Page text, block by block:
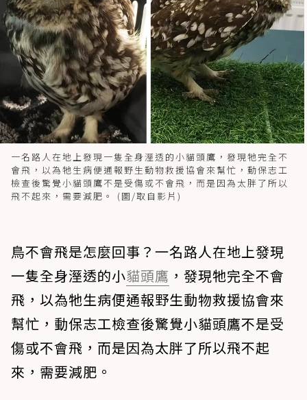
一名路人在地上發現一隻全身溼透的小貓頭鷹，發現牠完全不
會飛，以為牠生病便通報野生動物救援協會來幫忙，動保志工
檢查後驚覺小貓頭鷹不是受傷或不會飛，而是因為太胖了所以
飛不起來，需要減肥。 (圖/取自影片)
鳥不會飛是怎麼回事？一名路人在地上發現
一隻全身溼透的小貓頭鷹 ，發現牠完全不會
飛，以為牠生病便通報野生動物救援協會來
幫忙，動保志工檢查後驚覺小貓頭鷹不是受
傷或不會飛，而是因為太胖了所以飛不起
來，需要減肥。